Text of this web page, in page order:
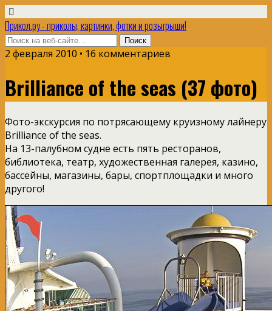
Прикол.ру - приколы, картинки, фотки и розыгрыши!
2 февраля 2010 • 16 комментариев
Brilliance of the seas (37 фото)
Фото-экскурсия по потрясающему круизному лайнеру
Brilliance of the seas.
На 13-палубном судне есть пять ресторанов,
библиотека, театр, художественная галерея, казино,
бассейны, магазины, бары, спортплощадки и много
другого!